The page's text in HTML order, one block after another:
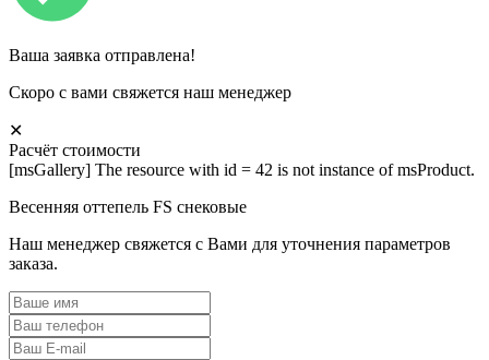
Ваша заявка отправлена!
Скоро с вами свяжется наш менеджер
✕
Расчёт стоимости
[msGallery] The resource with id = 42 is not instance of msProduct.
Весенняя оттепель FS снековые
Наш менеджер свяжется с Вами для уточнения параметров
заказа.